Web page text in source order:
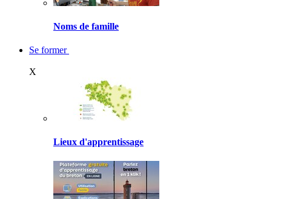
Noms de famille
Se former
X
Lieux d'apprentissage